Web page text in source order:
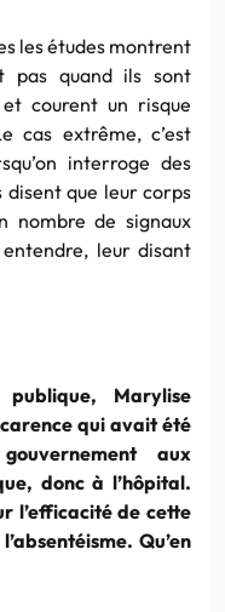
les études montrent
pas quand ils sont
courent un risque
cas extrême, c’est
interroge des
disent que leur corps
nombre de signaux
entendre, leur disant
Marylise
qui avait été
aux
donc à l’hôpital.
l’efficacité de cette
Qu’en